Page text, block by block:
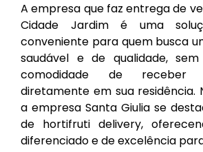
A empresa que faz entrega de
Cidade Jardim é uma
conveniente para quem busca
saudável e de qualidade,
comodidade de receber
diretamente em sua residência.
a empresa Santa Giulia se
de hortifruti delivery,
diferenciado e de excelência